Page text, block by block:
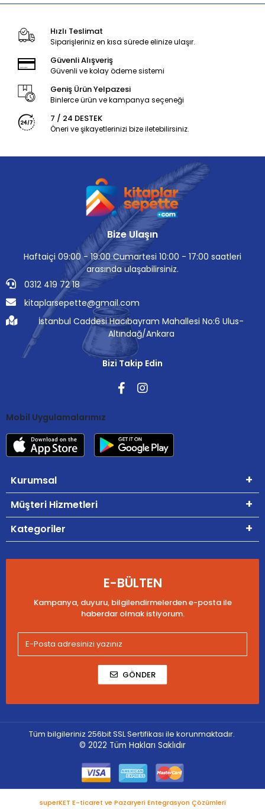
Hızlı Teslimat
Siparişleriniz en kısa sürede elinize ulaşır.
Güvenli Alışveriş
Güvenli ve kolay ödeme sistemi
Geniş Ürün Yelpazesi
Binlerce ürün ve kampanya seçeneği
7 / 24 DESTEK
Öneri ve şikayetlerinizi bize iletebilirsiniz.
Bize Ulaşın
Haftaiçi 09:00 - 19:00 Cumartesi 10:00 - 17:00 saatleri
arasında ulaşabilirsiniz.
0312 419 72 18
kitaplarsepette@gmail.com
İstanbul Caddesi Hacıbayram Mahallesi No:6 Ulus-
Altındağ/Ankara
Bizi Takip Edin
Mobil Uygulamalarımız
Kurumsal
Müşteri Hizmetleri
Kategoriler
E-BÜLTEN
Kampanya, duyuru, bilgilendirmelerden e-posta ile
haberdar olmak istiyorum.
GÖNDER
Tüm bilgileriniz 256bit SSL Sertifikası ile korunmaktadır.
© 2022 Tüm Hakları Saklıdır
superKET E-ticaret ve Pazaryeri Entegrasyon Çözümleri